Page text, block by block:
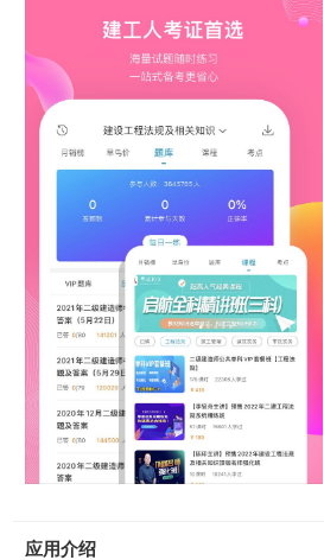
应用介绍